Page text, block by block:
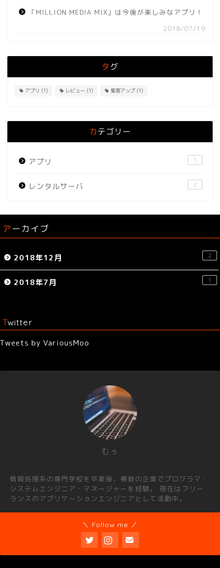
「MILLION MEDIA MIX」は今後が楽しみなアプリ！
2018/07/19
タグ
アプリ (1) レビュー (1) 集客アップ (1)
カテゴリー
アプリ 1
レンタルサーバ 2
アーカイブ
2018年12月 2
2018年7月 1
Twitter
Tweets by VariousMoo
むぅ
情報処理系の専門学校を卒業後、複数の企業でプログラマ・
システムエンジニア・マネージャーを経験。 現在はフリー
ランスのアプリケーションエンジニアとして活動中。
＼ Follow me ／